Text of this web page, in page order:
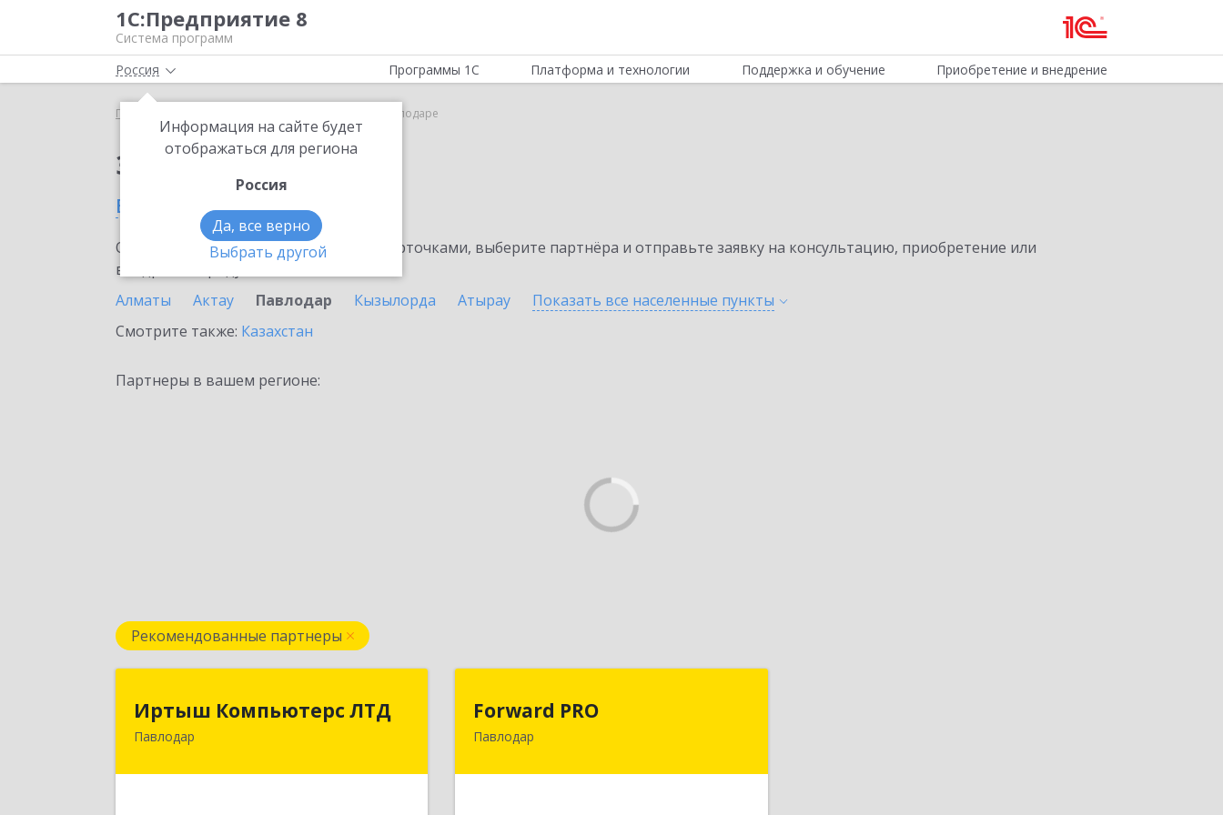
1С:Предприятие 8
Система программ
Россия
Информация на сайте будет
отображаться для региона
Россия
Да, все верно
Выбрать другой
Программы 1С Платформа и технологии Поддержка и обучение Приобретение и внедрение
Главная 1С-ЭПД в Павлодаре
Заказать 1С-ЭПД
в Павлодаре
Ознакомьтесь с информационными карточками, выберите партнёра и отправьте заявку на консультацию, приобретение или
внедрение продукта.
Алматы
Актау Павлодар Кызылорда Атырау Показать все населенные пункты
Смотрите также: Казахстан
Партнеры в вашем регионе:
Рекомендованные партнеры
Иртыш Компьютерс ЛТД
ПавлодарКАЗАХСТАН , 140000, г.Павлодар,
Forward PRO
Павлодар
140000, РК, город Павлодар, улица